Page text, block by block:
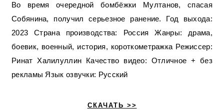
Во время очередной бомбёжки Мултанов, спасая
Собянина, получил серьезное ранение. Год выхода:
2023 Страна производства: Россия Жанры: драма,
боевик, военный, история, короткометражка Режиссер:
Ринат Халилуллин Качество видео: Отличное + без
рекламы Язык озвучки: Русский
СКАЧАТЬ >>